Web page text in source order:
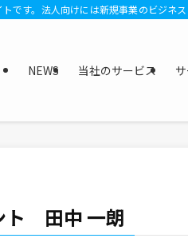
です。法人向けには新規事業のビジネ
NEWS 当社のサービス
ト 田中 一朗